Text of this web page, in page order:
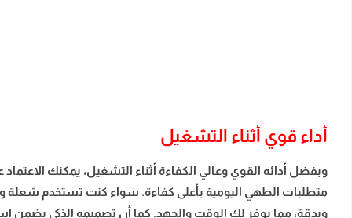
أداء قوي أثناء التشغيل
وبفضل أدائه القوي وعالي الكفاءة أثناء التشغيل، يمكنك
متطلبات الطهي اليومية بأعلى كفاءة. سواء كنت تستخدم شعلة
وبدقة، مما يوفر لك الوقت والجهد. كما أن تصميمه الذكي يضمن